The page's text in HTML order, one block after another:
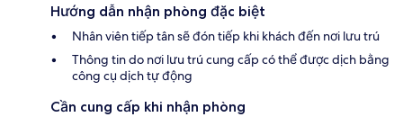
Hướng dẫn nhận phòng đặc biệt
Nhân viên tiếp tân sẽ đón tiếp khi khách đến nơi lưu trú
Thông tin do nơi lưu trú cung cấp có thể được dịch bằng
công cụ dịch tự động
Cần cung cấp khi nhận phòng